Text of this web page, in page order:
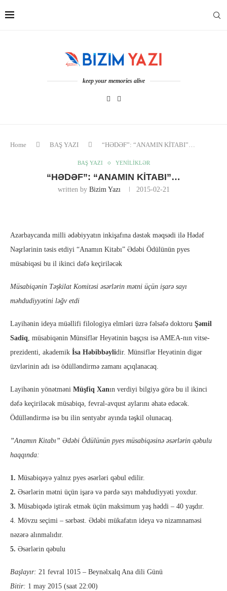
keep your memories alive
Home BAŞ YAZI “HƏDƏF”: “ANAMIN KİTABI”…
BAŞ YAZI YENİLİKLƏR
“HƏDƏF”: “ANAMIN KİTABI”…
written by Bizim Yazı 2015-02-21
Azərbaycanda milli ədəbiyyatın inkişafına dəstək məqsədi ilə Hədəf
Nəşrlərinin təsis etdiyi “Anamın Kitabı” Ədəbi Ödülünün pyes
müsabiqəsi bu il ikinci dəfə keçiriləcək
Müsabiqənin Təşkilat Komitəsi əsərlərin mətni üçün işarə sayı
məhdudiyyətini ləğv etdi
Layihənin ideya müəllifi filologiya elmləri üzrə fəlsəfə doktoru Şəmil
Sadiq, müsabiqənin Münsiflər Heyətinin başçısı isə AMEA-nın vitse-
prezidenti, akademik İsa Həbibbəylidir. Münsiflər Heyətinin digər
üzvlərinin adı isə ödülləndirmə zamanı açıqlanacaq.
Layihənin yönətməni Müşfiq Xanın verdiyi bilgiyə görə bu il ikinci
dəfə keçiriləcək müsabiqə, fevral-avqust aylarını əhatə edəcək.
Ödülləndirmə isə bu ilin sentyabr ayında təşkil olunacaq.
”Anamın Kitabı” Ədəbi Ödülünün pyes müsabiqəsinə əsərlərin qəbulu
haqqında:
1. Müsabiqəyə yalnız pyes əsərləri qəbul edilir.
2. Əsərlərin mətni üçün işarə və pərdə sayı məhdudiyyəti yoxdur.
3. Müsabiqədə iştirak etmək üçün maksimum yaş həddi – 40 yaşdır.
4. Mövzu seçimi – sərbəst. Ədəbi mükafatın ideya və nizamnaməsi
nəzərə alınmalıdır.
5. Əsərlərin qəbulu
Başlayır: 21 fevral 1015 – Beynəlxalq Ana dili Günü
Bitir: 1 may 2015 (saat 22:00)